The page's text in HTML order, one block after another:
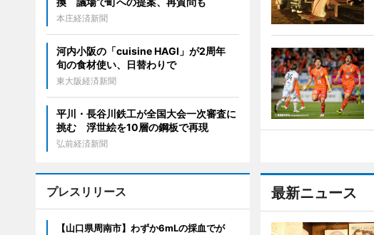
最新ニュース
本庄経済新聞
河内小阪の「cuisine HAGI」が2周年
旬の食材使い、日替わりで
東大阪経済新聞
平川・長谷川鉄工が全国大会一次審査に
挑む 浮世絵を10層の鋼板で再現
弘前経済新聞
プレスリリース
【山口県周南市】わずか6mLの採血でが